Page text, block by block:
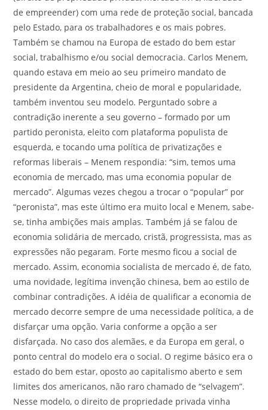
de empreender) com uma rede de proteção social, bancada
pelo Estado, para os trabalhadores e os mais pobres.
Também se chamou na Europa de estado do bem estar
social, trabalhismo e/ou social democracia. Carlos Menem,
quando estava em meio ao seu primeiro mandato de
presidente da Argentina, cheio de moral e popularidade,
também inventou seu modelo. Perguntado sobre a
contradição inerente a seu governo – formado por um
partido peronista, eleito com plataforma populista de
esquerda, e tocando uma política de privatizações e
reformas liberais – Menem respondia: “sim, temos uma
economia de mercado, mas uma economia popular de
mercado”. Algumas vezes chegou a trocar o “popular” por
“peronista”, mas este último era muito local e Menem, sabe-
se, tinha ambições mais amplas. Também já se falou de
economia solidária de mercado, cristã, progressista, mas as
expressões não pegaram. Forte mesmo ficou a social de
mercado. Assim, economia socialista de mercado é, de fato,
uma novidade, legítima invenção chinesa, bem ao estilo de
combinar contradições. A idéia de qualificar a economia de
mercado decorre sempre de uma necessidade política, a de
disfarçar uma opção. Varia conforme a opção a ser
disfarçada. No caso dos alemães, e da Europa em geral, o
ponto central do modelo era o social. O regime básico era o
estado do bem estar, oposto ao capitalismo aberto e sem
limites dos americanos, não raro chamado de “selvagem”.
Nesse modelo, o direito de propriedade privada vinha